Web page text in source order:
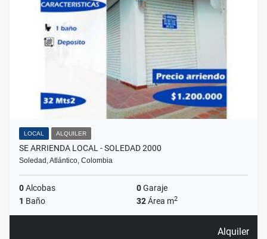
LOCAL ALQUILER
SE ARRIENDA LOCAL - SOLEDAD 2000
Soledad, Atlántico, Colombia
0Alcobas 0Garaje
1 Baño 32Área m2
Alquiler